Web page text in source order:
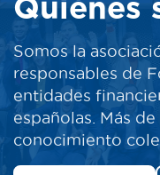
Quiénes
Somos la
responsables de
entidades
españolas. Más
conocimiento